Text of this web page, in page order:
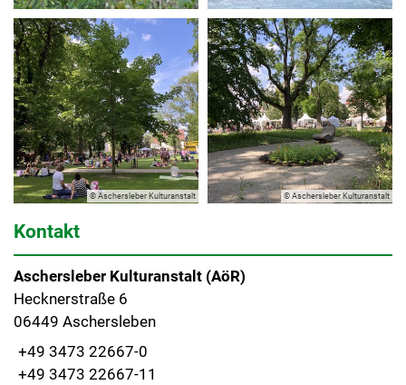
© Aschersleber Kulturanstalt © Aschersleber Kulturanstalt
Kontakt
Aschersleber Kulturanstalt (AöR)
Hecknerstraße 6
06449 Aschersleben
+49 3473 22667-0
+49 3473 22667-11